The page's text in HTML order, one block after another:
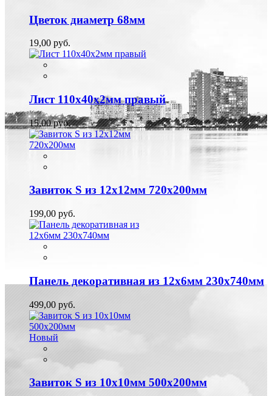
Цветок диаметр 68мм
19,00 руб.
Лист 110х40х2мм правый
15,00 руб.
Завиток S из 12х12мм 720х200мм
199,00 руб.
Панель декоративная из 12х6мм 230х740мм
499,00 руб.
Новый
Завиток S из 10х10мм 500х200мм